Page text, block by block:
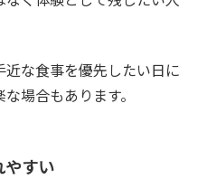
な食事を優先したい日に
場合もあります。
やすい